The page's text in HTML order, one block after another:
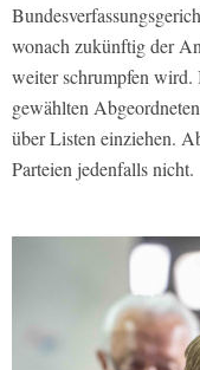
wonach zukünftig der
weiter schrumpfen wird.
gewählten
über Listen einziehen.
Parteien jedenfalls nicht.